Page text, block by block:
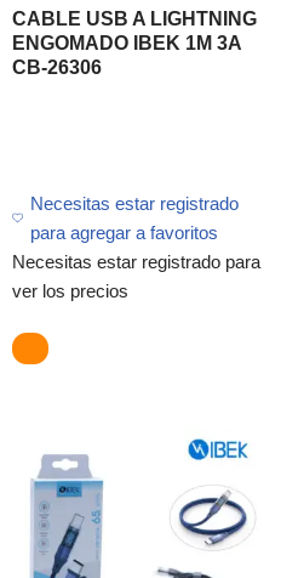
CABLE USB A LIGHTNING
ENGOMADO IBEK 1M 3A
CB-26306
Necesitas estar registrado
para agregar a favoritos
Necesitas estar registrado para
ver los precios